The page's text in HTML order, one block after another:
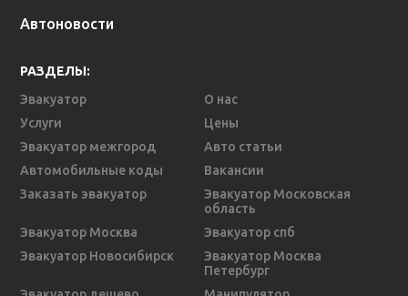
Автоновости
РАЗДЕЛЫ:
Эвакуатор
О нас
Услуги
Цены
Эвакуатор межгород
Авто статьи
Автомобильные коды
Вакансии
Заказать эвакуатор
Эвакуатор Московская
область
Эвакуатор Москва
Эвакуатор спб
Эвакуатор Новосибирск
Эвакуатор Москва
Петербург